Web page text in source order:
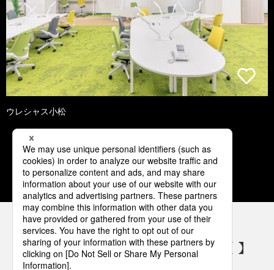
ウレシャス小松
1 2 3 4 5
パナソニックの電気設備 SNSアカウント